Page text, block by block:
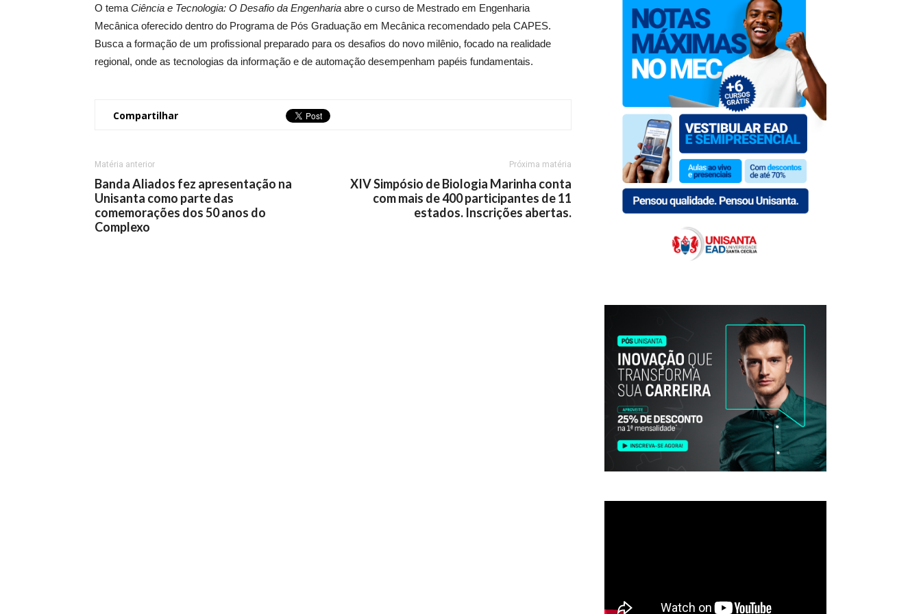
O tema Ciência e Tecnologia: O Desafio da Engenharia abre o curso de Mestrado em Engenharia
Mecânica oferecido dentro do Programa de Pós Graduação em Mecânica recomendado pela CAPES.
Busca a formação de um profissional preparado para os desafios do novo milênio, focado na realidade
regional, onde as tecnologias da informação e de automação desempenham papéis fundamentais.
Compartilhar
Matéria anterior
Banda Aliados fez apresentação na
Unisanta como parte das
comemorações dos 50 anos do
Complexo
Próxima matéria
XIV Simpósio de Biologia Marinha conta
com mais de 400 participantes de 11
estados. Inscrições abertas.